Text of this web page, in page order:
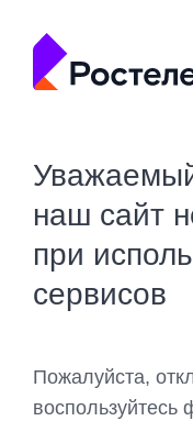
наш сайт
при
сервисов
Пожалуйста,